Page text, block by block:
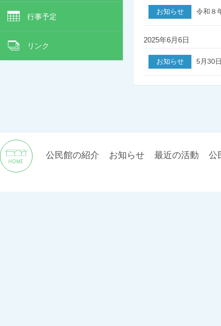
行事予定
リンク
令和８
2025年6月6日
5月30
公民館の紹介 お知らせ 最近の活動 公